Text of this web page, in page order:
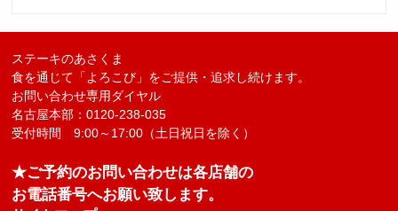
ステーキのあさくま
食を通じて「よろこび」をご提供・追求し続けます。
お問い合わせ専用ダイヤル
名古屋本部：0120-238-035
受付時間 9:00～17:00（土日祝日を除く）
★ご予約のお問い合わせは各店舗の
お電話番号へお願い致します。